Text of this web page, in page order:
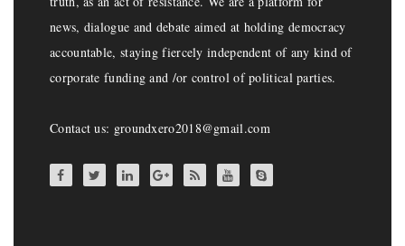
news, dialogue and debate aimed at holding democracy
accountable, staying fiercely independent of any kind of
corporate funding and /or control of political parties.
Contact us: groundxero2018@gmail.com